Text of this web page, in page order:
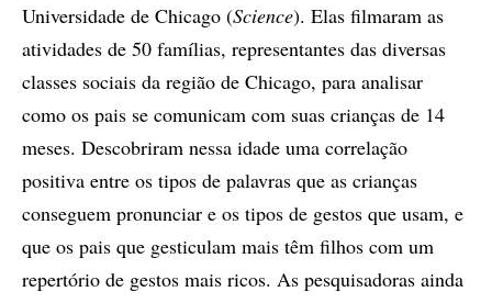
Universidade de Chicago (Science). Elas filmaram as
atividades de 50 famílias, representantes das diversas
classes sociais da região de Chicago, para analisar
como os pais se comunicam com suas crianças de 14
meses. Descobriram nessa idade uma correlação
positiva entre os tipos de palavras que as crianças
conseguem pronunciar e os tipos de gestos que usam, e
que os pais que gesticulam mais têm filhos com um
repertório de gestos mais ricos. As pesquisadoras ainda